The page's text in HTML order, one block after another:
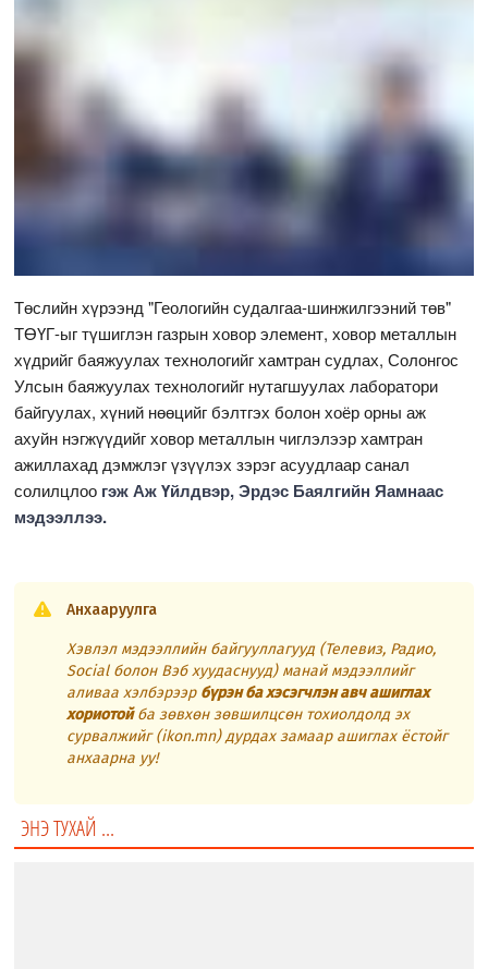
Төслийн хүрээнд "Геологийн судалгаа-шинжилгээний төв"
ТӨҮГ-ыг түшиглэн газрын ховор элемент, ховор металлын
хүдрийг баяжуулах технологийг хамтран судлах, Солонгос
Улсын баяжуулах технологийг нутагшуулах лаборатори
байгуулах, хүний нөөцийг бэлтгэх болон хоёр орны аж
ахуйн нэгжүүдийг ховор металлын чиглэлээр хамтран
ажиллахад дэмжлэг үзүүлэх зэрэг асуудлаар санал
солилцлоо гэж Аж Үйлдвэр, Эрдэс Баялгийн Яамнаас
мэдээллээ.
Анхааруулга
Хэвлэл мэдээллийн байгууллагууд (Телевиз, Радио,
Social болон Вэб хуудаснууд) манай мэдээллийг
аливаа хэлбэрээр бүрэн ба хэсэгчлэн авч ашиглах
хориотойба зөвхөн зөвшилцсөн тохиолдолд эх
сурвалжийг (ikon.mn) дурдах замаар ашиглах ёстойг
анхаарна уу!
ЭНЭ ТУХАЙ ...